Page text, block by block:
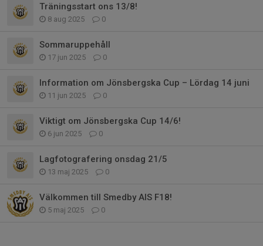
Träningsstart ons 13/8!
8 aug 2025 0
Sommaruppehåll
17 jun 2025 0
Information om Jönsbergska Cup – Lördag 14 juni
11 jun 2025 0
Viktigt om Jönsbergska Cup 14/6!
6 jun 2025 0
Lagfotografering onsdag 21/5
13 maj 2025 0
Välkommen till Smedby AIS F18!
5 maj 2025 0